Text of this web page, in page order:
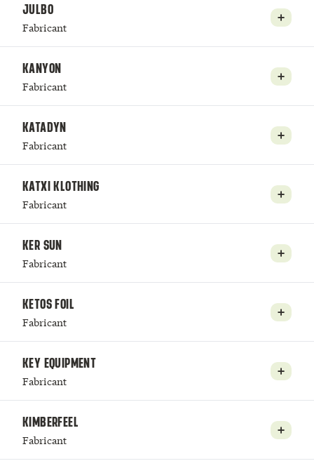
JULBO
Fabricant
KANYON
Fabricant
KATADYN
Fabricant
KATXI KLOTHING
Fabricant
KER SUN
Fabricant
KETOS FOIL
Fabricant
KEY EQUIPMENT
Fabricant
KIMBERFEEL
Fabricant